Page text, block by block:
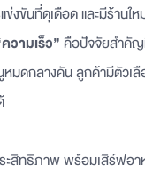
งขันที่ดุเดือด และมีร้านใ
วามเร็ว” คือปัจจัยสำคั
มดกลางคัน ลูกค้ามีตัวเ
ะสิทธิภาพ พร้อมเสิร์ฟอา